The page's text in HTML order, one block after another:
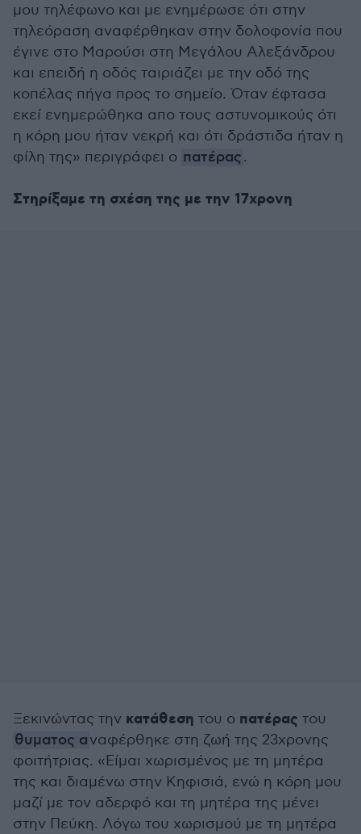
μου τηλέφωνο και με ενημέρωσε ότι στην
τηλεόραση αναφέρθηκαν στην δολοφονία που
έγινε στο Μαρούσι στη Μεγάλου Αλεξάνδρου
και επειδή η οδός ταιριάζει με την οδό της
κοπέλας πήγα προς το σημείο. Όταν έφτασα
εκεί ενημερώθηκα απο τους αστυνομικούς ότι
η κόρη μου ήταν νεκρή και ότι δράστιδα ήταν η
φίλη της» περιγράφει ο πατέρας.
Στηρίξαμε τη σχέση της με την 17χρονη
Ξεκινώντας την κατάθεση του ο πατέρας του
θυματος αναφέρθηκε στη ζωή της 23χρονης
φοιτήτριας. «Είμαι χωρισμένος με τη μητέρα
της και διαμένω στην Κηφισιά, ενώ η κόρη μου
μαζί με τον αδερφό και τη μητέρα της μένει
στην Πεύκη. Λόγω του χωρισμού με τη μητέρα